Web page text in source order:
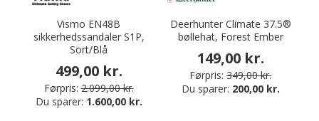
Vismo EN48B
sikkerhedssandaler S1P,
Sort/Blå
499,00 kr.
Førpris: 2.099,00 kr.
Du sparer: 1.600,00 kr.
Deerhunter Climate 37.5®
bøllehat, Forest Ember
149,00 kr.
Førpris: 349,00 kr.
Du sparer: 200,00 kr.